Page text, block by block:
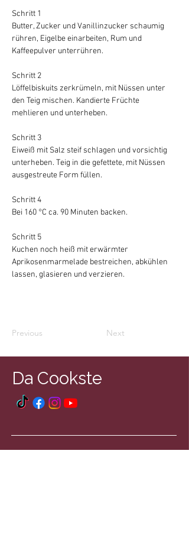
Schritt 1
Butter, Zucker und Vanillinzucker schaumig
rühren, Eigelbe einarbeiten, Rum und
Kaffeepulver unterrühren.
Schritt 2
Löffelbiskuits zerkrümeln, mit Nüssen unter
den Teig mischen. Kandierte Früchte
mehlieren und unterheben.
Schritt 3
Eiweiß mit Salz steif schlagen und vorsichtig
unterheben. Teig in die gefettete, mit Nüssen
ausgestreute Form füllen.
Schritt 4
Bei 160 °C ca. 90 Minuten backen.
Schritt 5
Kuchen noch heiß mit erwärmter
Aprikosenmarmelade bestreichen, abkühlen
lassen, glasieren und verzieren.
Previous Next
Da Cookste